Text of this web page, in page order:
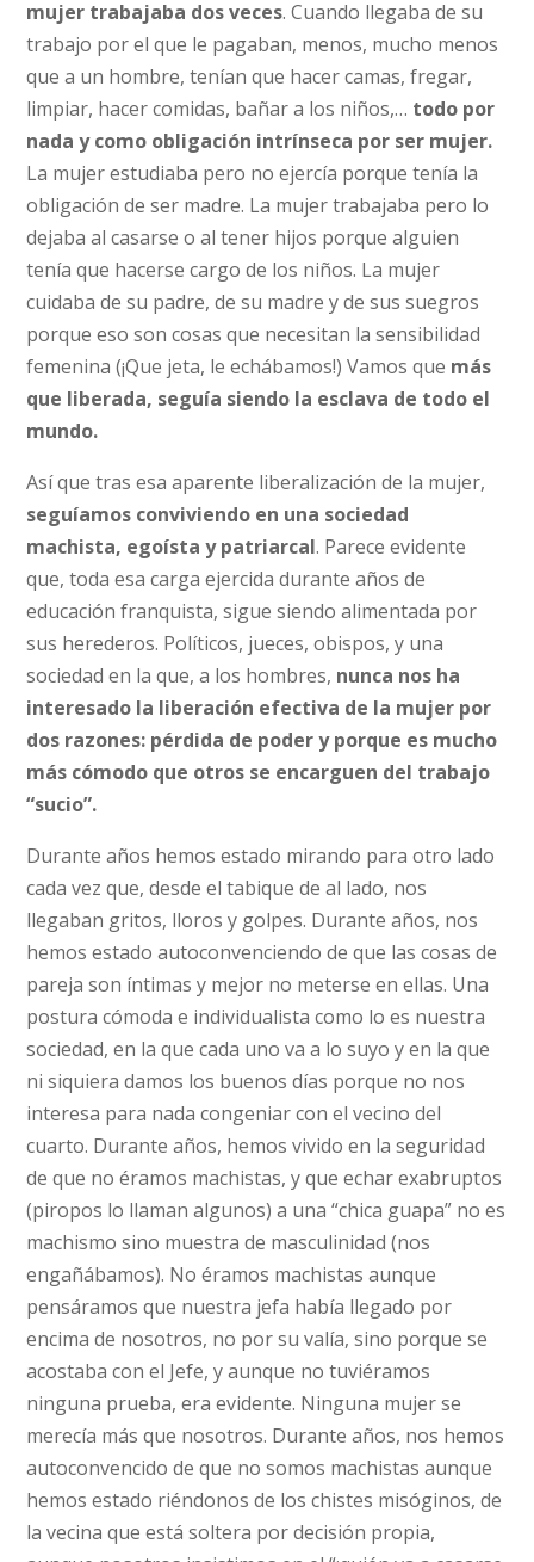
mujer trabajaba dos veces. Cuando llegaba de su
trabajo por el que le pagaban, menos, mucho menos
que a un hombre, tenían que hacer camas, fregar,
limpiar, hacer comidas, bañar a los niños,… todo por
nada y como obligación intrínseca por ser mujer.
La mujer estudiaba pero no ejercía porque tenía la
obligación de ser madre. La mujer trabajaba pero lo
dejaba al casarse o al tener hijos porque alguien
tenía que hacerse cargo de los niños. La mujer
cuidaba de su padre, de su madre y de sus suegros
porque eso son cosas que necesitan la sensibilidad
femenina (¡Que jeta, le echábamos!) Vamos que más
que liberada, seguía siendo la esclava de todo el
mundo.
Así que tras esa aparente liberalización de la mujer,
seguíamos conviviendo en una sociedad
machista, egoísta y patriarcal. Parece evidente
que, toda esa carga ejercida durante años de
educación franquista, sigue siendo alimentada por
sus herederos. Políticos, jueces, obispos, y una
sociedad en la que, a los hombres, nunca nos ha
interesado la liberación efectiva de la mujer por
dos razones: pérdida de poder y porque es mucho
más cómodo que otros se encarguen del trabajo
“sucio”.
Durante años hemos estado mirando para otro lado
cada vez que, desde el tabique de al lado, nos
llegaban gritos, lloros y golpes. Durante años, nos
hemos estado autoconvenciendo de que las cosas de
pareja son íntimas y mejor no meterse en ellas. Una
postura cómoda e individualista como lo es nuestra
sociedad, en la que cada uno va a lo suyo y en la que
ni siquiera damos los buenos días porque no nos
interesa para nada congeniar con el vecino del
cuarto. Durante años, hemos vivido en la seguridad
de que no éramos machistas, y que echar exabruptos
(piropos lo llaman algunos) a una “chica guapa” no es
machismo sino muestra de masculinidad (nos
engañábamos). No éramos machistas aunque
pensáramos que nuestra jefa había llegado por
encima de nosotros, no por su valía, sino porque se
acostaba con el Jefe, y aunque no tuviéramos
ninguna prueba, era evidente. Ninguna mujer se
merecía más que nosotros. Durante años, nos hemos
autoconvencido de que no somos machistas aunque
hemos estado riéndonos de los chistes misóginos, de
la vecina que está soltera por decisión propia,